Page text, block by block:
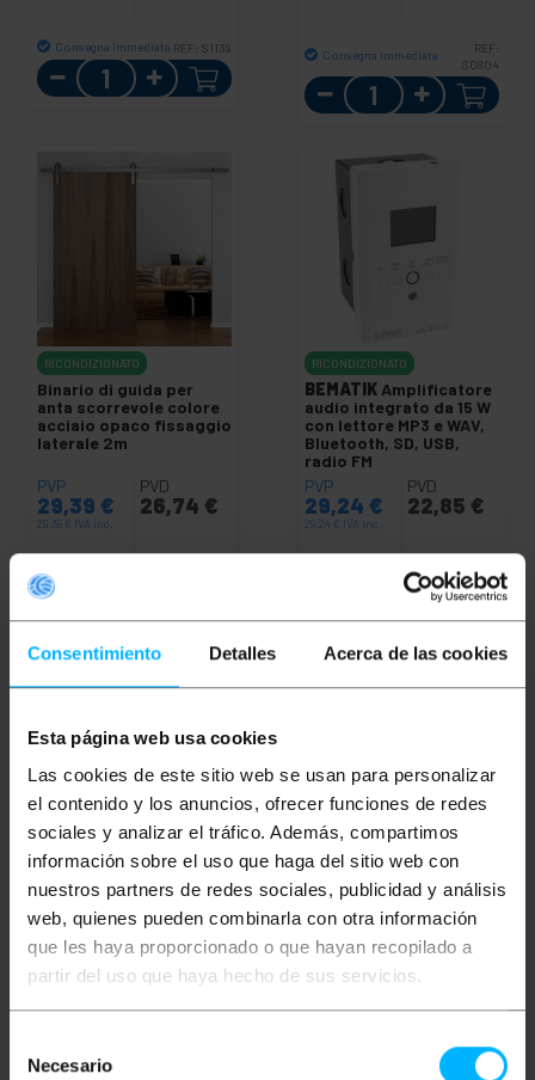
Consentimiento Detalles Acerca de las cookies
Esta página web usa cookies
Las cookies de este sitio web se usan para personalizar
el contenido y los anuncios, ofrecer funciones de redes
sociales y analizar el tráfico. Además, compartimos
información sobre el uso que haga del sitio web con
nuestros partners de redes sociales, publicidad y análisis
web, quienes pueden combinarla con otra información
que les haya proporcionado o que hayan recopilado a
partir del uso que haya hecho de sus servicios.
Necesario
Consegna immediata REF: S1139
Quantità
Consegna immediata
REF:
S0804
Quantità
RICONDIZIONATO
Binario di guida per
anta scorrevole colore
acciaio opaco fissaggio
laterale 2m
PVP
29,39 €
29,39 € IVA inc.
PVD
26,74 €
RICONDIZIONATO
BEMATIK Amplificatore
audio integrato da 15 W
con lettore MP3 e WAV,
Bluetooth, SD, USB,
radio FM
PVP
29,24 €
29,24 € IVA inc.
PVD
22,85 €
Consegna immediata
REF:
S0403
Quantità
RICONDIZIONATO
PRIMEMATIK Scarpiera
in metallo con 5
scomparti neri
PVP PVD
RICONDIZIONATO
PRIMEMATIK
Portavaligie pieghevole
con schienale per hotel
e appartamento in
560x440x680mm
PVP PVD